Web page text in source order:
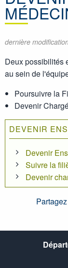
dernière
Deux possibilités
au sein de
Poursuivre la
Devenir
DEVENIR
Devenir
Suivre la
Devenir